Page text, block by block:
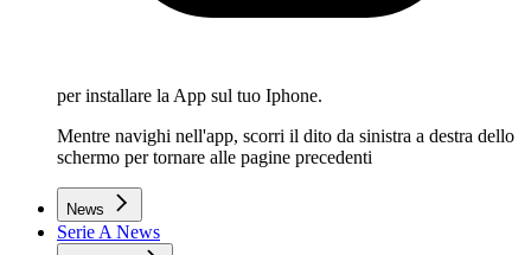
per installare la App sul tuo Iphone.
Mentre navighi nell'app, scorri il dito da sinistra a destra dello
schermo per tornare alle pagine precedenti
News
Serie A News